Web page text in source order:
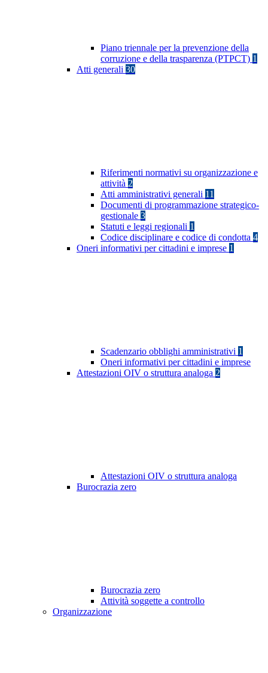
Piano triennale per la prevenzione della
corruzione e della trasparenza (PTPCT) 1
Atti generali 30
Riferimenti normativi su organizzazione e
attività 2
Atti amministrativi generali 11
Documenti di programmazione strategico-
gestionale 3
Statuti e leggi regionali 1
Codice disciplinare e codice di condotta 4
Oneri informativi per cittadini e imprese 1
Scadenzario obblighi amministrativi 1
Oneri informativi per cittadini e imprese
Attestazioni OIV o struttura analoga 2
Attestazioni OIV o struttura analoga
Burocrazia zero
Burocrazia zero
Attività soggette a controllo
Organizzazione